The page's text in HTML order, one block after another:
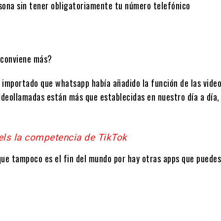
sin tener obligatoriamente tu número telefónico
que whatsapp había añadido la función de las
están más que establecidas en nuestro día a
la competencia de TikTok
tampoco es el fin del mundo por hay otras apps que puedes